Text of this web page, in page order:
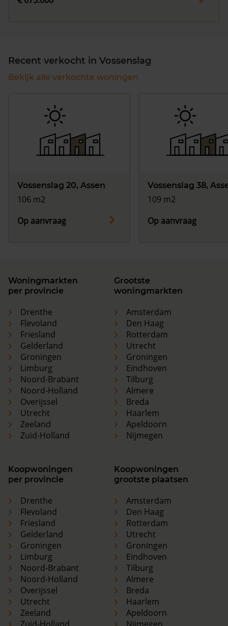
Recent verkocht in Vossenslag
Bekijk alle verkochte woningen
Vossenslag 20, Assen
106 m2
Op aanvraag
Vossenslag 38,
109 m2
Op aanvraag
Woningmarkten
per provincie
Drenthe
Flevoland
Friesland
Gelderland
Groningen
Limburg
Noord-Brabant
Noord-Holland
Overijssel
Utrecht
Zeeland
Zuid-Holland
Grootste
woningmarkten
Amsterdam
Den Haag
Rotterdam
Utrecht
Groningen
Eindhoven
Tilburg
Almere
Breda
Haarlem
Apeldoorn
Nijmegen
Koopwoningen
per provincie
Drenthe
Flevoland
Friesland
Gelderland
Groningen
Limburg
Noord-Brabant
Noord-Holland
Overijssel
Utrecht
Zeeland
Koopwoningen
grootste plaatsen
Amsterdam
Den Haag
Rotterdam
Utrecht
Groningen
Eindhoven
Tilburg
Almere
Breda
Haarlem
Apeldoorn